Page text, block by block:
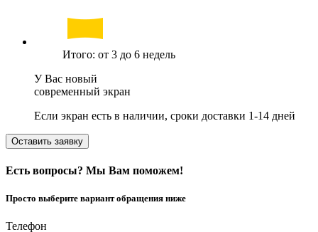
Итого: от 3 до 6 недель
У Вас новый
современный экран
Если экран есть в наличии, сроки доставки 1-14 дней
Оставить заявку
Есть вопросы? Мы Вам поможем!
Просто выберите вариант обращения ниже
Телефон